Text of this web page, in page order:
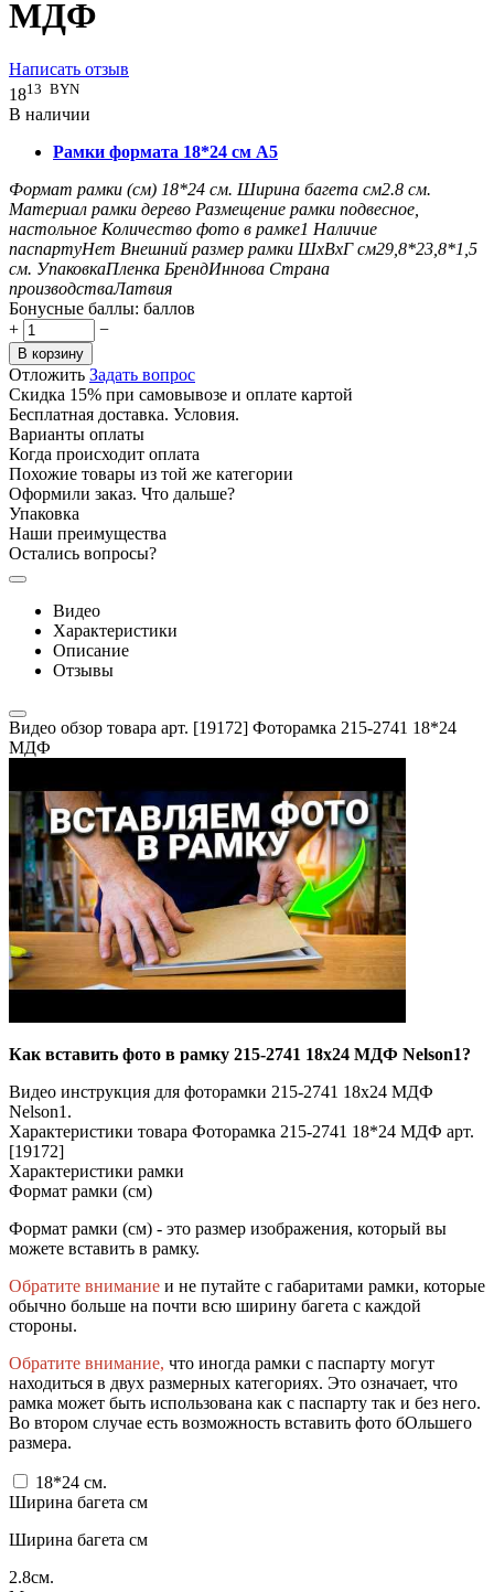
МДФ
Написать отзыв
1813 BYN
В наличии
Рамки формата 18*24 см А5
Формат рамки (см) 18*24 см. Ширина багета см2.8 см.
Материал рамки дерево Размещение рамки подвесное,
настольное Количество фото в рамке1 Наличие
паспартуНет Внешний размер рамки ШxВxГ см29,8*23,8*1,5
см. УпаковкаПленка БрендИннова Страна
производстваЛатвия
Бонусные баллы: баллов
+
−
В корзину
Отложить Задать вопрос
Скидка 15% при самовывозе и оплате картой
Бесплатная доставка. Условия.
Варианты оплаты
Когда происходит оплата
Похожие товары из той же категории
Оформили заказ. Что дальше?
Упаковка
Наши преимущества
Остались вопросы?
Видео
Характеристики
Описание
Отзывы
Видео обзор товара арт. [19172] Фоторамка 215-2741 18*24
МДФ
Как вставить фото в рамку 215-2741 18x24 МДФ Nelson1?
Видео инструкция для фоторамки 215-2741 18x24 МДФ
Nelson1.
Характеристики товара Фоторамка 215-2741 18*24 МДФ арт.
[19172]
Характеристики рамки
Формат рамки (см)
Формат рамки (см) - это размер изображения, который вы
можете вставить в рамку.
Обратите внимание и не путайте с габаритами рамки, которые
обычно больше на почти всю ширину багета с каждой
стороны.
Обратите внимание, что иногда рамки с паспарту могут
находиться в двух размерных категориях. Это означает, что
рамка может быть использована как с паспарту так и без него.
Во втором случае есть возможность вставить фото бОльшего
размера.
18*24 см.
Ширина багета см
Ширина багета см
2.8см.